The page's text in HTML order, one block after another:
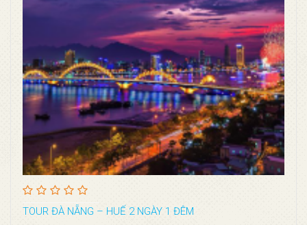
TOUR ĐÀ NẴNG – HUẾ 2 NGÀY 1 ĐÊM